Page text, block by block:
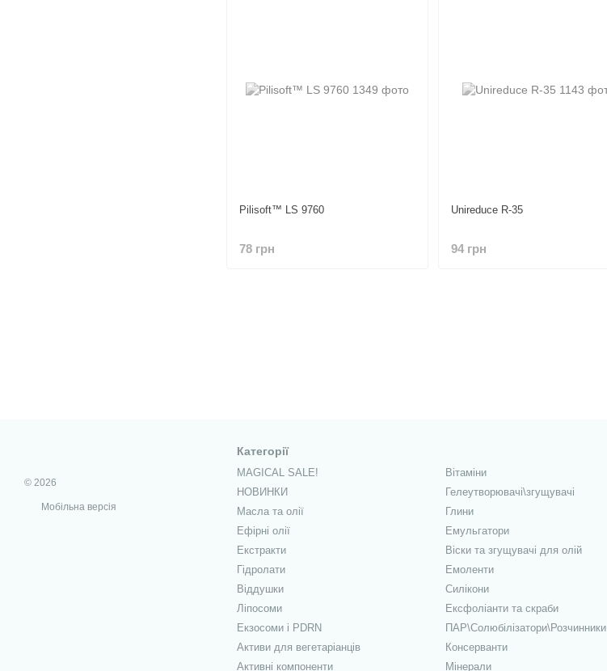
Pilisoft™ LS 9760
78 грн
Unireduce R-35
94 грн
© 2026
Мобільна версія
Категорії
MAGICAL SALE!
НОВИНКИ
Масла та олії
Ефірні олії
Екстракти
Гідролати
Віддушки
Ліпосоми
Екзосоми і PDRN
Активи для вегетаріанців
Активні компоненти
Вітаміни
Гелеутворювачі\згущувачі
Глини
Емульгатори
Віски та згущувачі для олій
Емоленти
Силікони
Ексфоліанти та скраби
ПАР\Солюбілізатори\Розчинники
Консерванти
Мінерали